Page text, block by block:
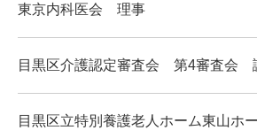
東京内科医会 理事
目黒区介護認定審査会 第4審査会
目黒区立特別養護老人ホーム東山ホ